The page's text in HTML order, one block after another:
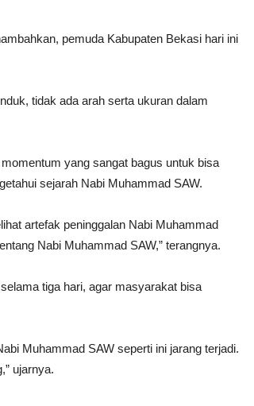
pemuda Kabupaten Bekasi hari ini
tidak ada arah serta ukuran dalam
yang sangat bagus untuk bisa
sejarah Nabi Muhammad SAW.
artefak peninggalan Nabi Muhammad
Nabi Muhammad SAW,” terangnya.
tiga hari, agar masyarakat bisa
Muhammad SAW seperti ini jarang terjadi.
ujarnya.